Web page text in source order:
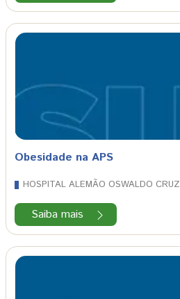
Obesidade na APS
HOSPITAL ALEMÃO OSWALDO CRUZ
Saiba mais